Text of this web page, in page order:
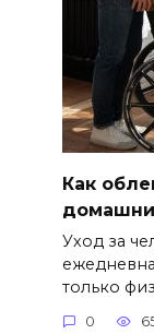
Как
Уход за
только
0